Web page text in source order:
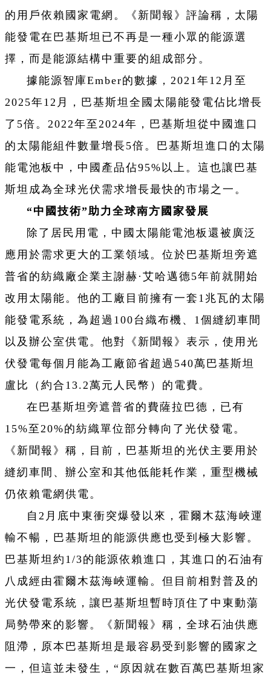
的用戶依賴國家電網。《新聞報》評論稱，太陽
能發電在巴基斯坦已不再是一種小眾的能源選
擇，而是能源結構中重要的組成部分。
據能源智庫Ember的數據，2021年12月至
2025年12月，巴基斯坦全國太陽能發電佔比增長
了5倍。2022年至2024年，巴基斯坦從中國進口
的太陽能組件數量增長5倍。巴基斯坦進口的太陽
能電池板中，中國產品佔95%以上。這也讓巴基
斯坦成為全球光伏需求增長最快的市場之一。
“中國技術”助力全球南方國家發展
除了居民用電，中國太陽能電池板還被廣泛
應用於需求更大的工業領域。位於巴基斯坦旁遮
普省的紡織廠企業主謝赫·艾哈邁德5年前就開始
改用太陽能。他的工廠目前擁有一套1兆瓦的太陽
能發電系統，為超過100台織布機、1個縫紉車間
以及辦公室供電。他對《新聞報》表示，使用光
伏發電每個月能為工廠節省超過540萬巴基斯坦
盧比（約合13.2萬元人民幣）的電費。
在巴基斯坦旁遮普省的費薩拉巴德，已有
15%至20%的紡織單位部分轉向了光伏發電。
《新聞報》稱，目前，巴基斯坦的光伏主要用於
縫紉車間、辦公室和其他低能耗作業，重型機械
仍依賴電網供電。
自2月底中東衝突爆發以來，霍爾木茲海峽運
輸不暢，巴基斯坦的能源供應也受到極大影響。
巴基斯坦約1/3的能源依賴進口，其進口的石油有
八成經由霍爾木茲海峽運輸。但目前相對普及的
光伏發電系統，讓巴基斯坦暫時頂住了中東動蕩
局勢帶來的影響。《新聞報》稱，全球石油供應
阻滯，原本巴基斯坦是最容易受到影響的國家之
一，但這並未發生，“原因就在數百萬巴基斯坦家